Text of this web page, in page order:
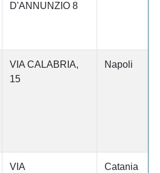
D'ANNUNZIO 8
VIA CALABRIA,
15
Napoli
VIA
Catania